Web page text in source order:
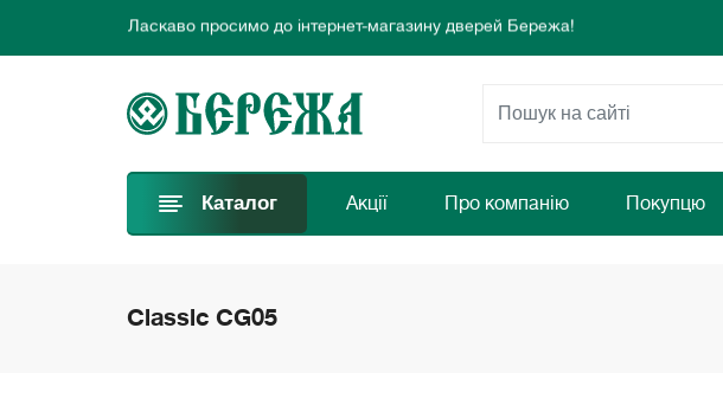
Ласкаво просимо до інтернет-магазину дверей Бережа!
Ми пропонуємо нові вигідні пропозиції щодня для комфорту та затишку
Ласкаво просимо до інтернет-магазину дверей Бережа!
Ми пропонуємо нові вигідні пропозиції щодня для комфорту та затишку
Каталог Акції Про компанію Покупцю
Classic CG05